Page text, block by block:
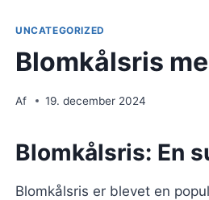
UNCATEGORIZED
Blomkålsris
Af 19. december 2024
Blomkålsris: En
Blomkålsris er blevet en